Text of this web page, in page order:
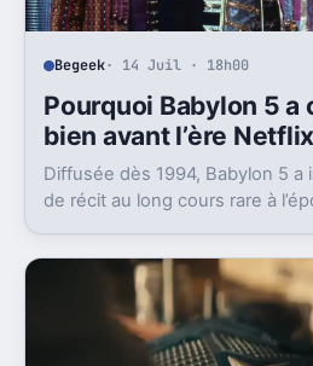
Begeek· 14 Juil · 18h00
Pourquoi Babylon 5 a
bien avant l’ère Netflix
Diffusée dès 1994, Babylon 5 a
de récit au long cours rare à